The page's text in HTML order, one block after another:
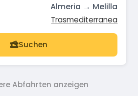
Almeria → Melilla
Trasmediterranea
Suchen
Abfahrten anzeigen